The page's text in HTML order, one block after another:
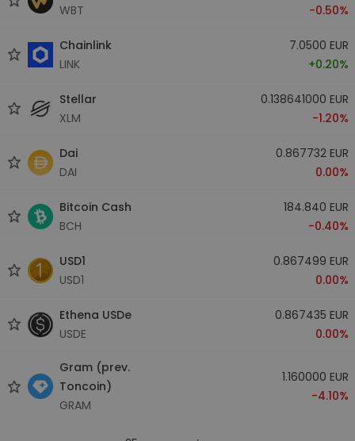
WBT
-0.50%
Chainlink
LINK
7.0500 EUR
+0.20%
Stellar
XLM
0.138641000 EUR
-1.20%
Dai
DAI
0.867732 EUR
0.00%
Bitcoin Cash
BCH
184.840 EUR
-0.40%
USD1
USD1
0.867499 EUR
0.00%
Ethena USDe
USDE
0.867435 EUR
0.00%
Gram (prev.
Toncoin)
GRAM
1.160000 EUR
-4.10%